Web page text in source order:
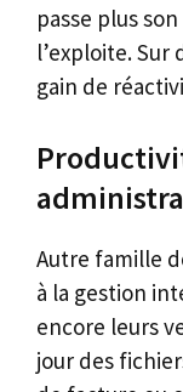
passe plus
l’exploite. Sur
gain de
Autre famille
à la gestion
encore leurs
jour des